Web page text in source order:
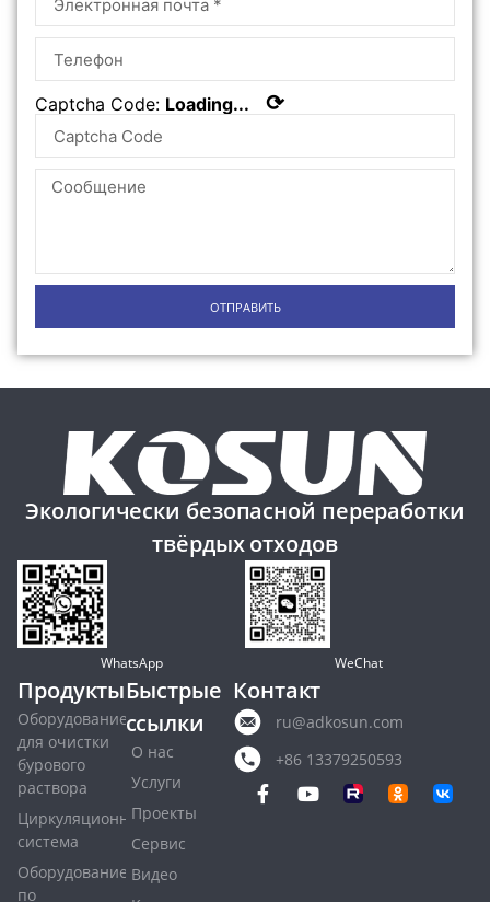
Captcha Code: Loading... ⟳
ОТПРАВИТЬ
Экологически безопасной переработки
твёрдых отходов
WhatsApp WeChat
Продукты
Оборудование
для очистки
бурового
раствора
Циркуляционная
система
Оборудование
по
Быстрые
ссылки
О нас
Услуги
Проекты
Сервис
Видео
Контакт
ru@adkosun.com
+86 13379250593